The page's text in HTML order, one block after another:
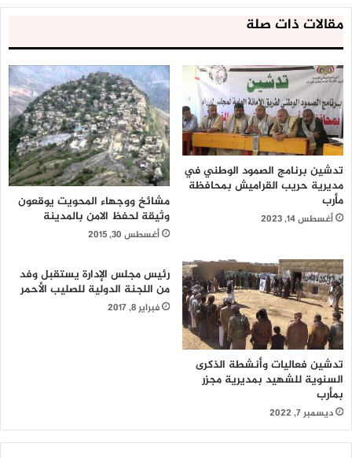
مقالات ذات صلة
تدشين برنامج الصمود الوطني في
مديرية حريب القراميش بمحافظة
مأرب
أغسطس 14, 2023
مشائخ ووجهاء المحويت يوقعون
وثيقة لحفظ الامن بالمدينة
أغسطس 30, 2015
تدشين فعاليات وأنشطة الذكرى
السنوية للشهيد بمديرية مجزر
بمأرب
ديسمبر 7, 2022
رئيس مجلس الإدارة يستقبل وفد
من اللجنة الدولية للصليب الأحمر
فبراير 8, 2017